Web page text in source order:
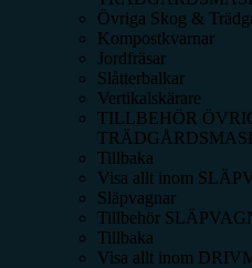
Övriga Skog &
Kompostkvarnar
Jordfräsar
Slåtterbalkar
Vertikalskärare
TILLBEHÖR
Tillbaka
Visa allt inom
Släpvagnar
Tillbehör
Tillbaka
Visa allt inom